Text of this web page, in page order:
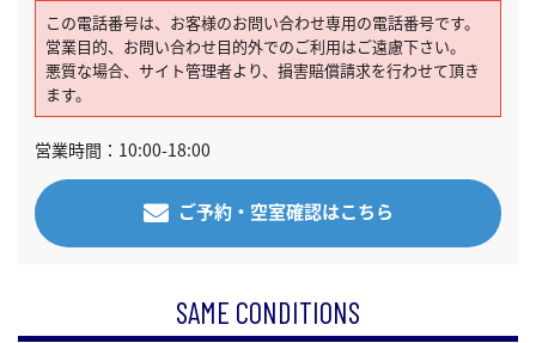
この電話番号は、お客様のお問い合わせ専用の電話番号です。
営業目的、お問い合わせ目的外でのご利用はご遠慮下さい。
悪質な場合、サイト管理者より、損害賠償請求を行わせて頂き
ます。
営業時間：10:00-18:00
ご予約・空室確認はこちら
SAME CONDITIONS